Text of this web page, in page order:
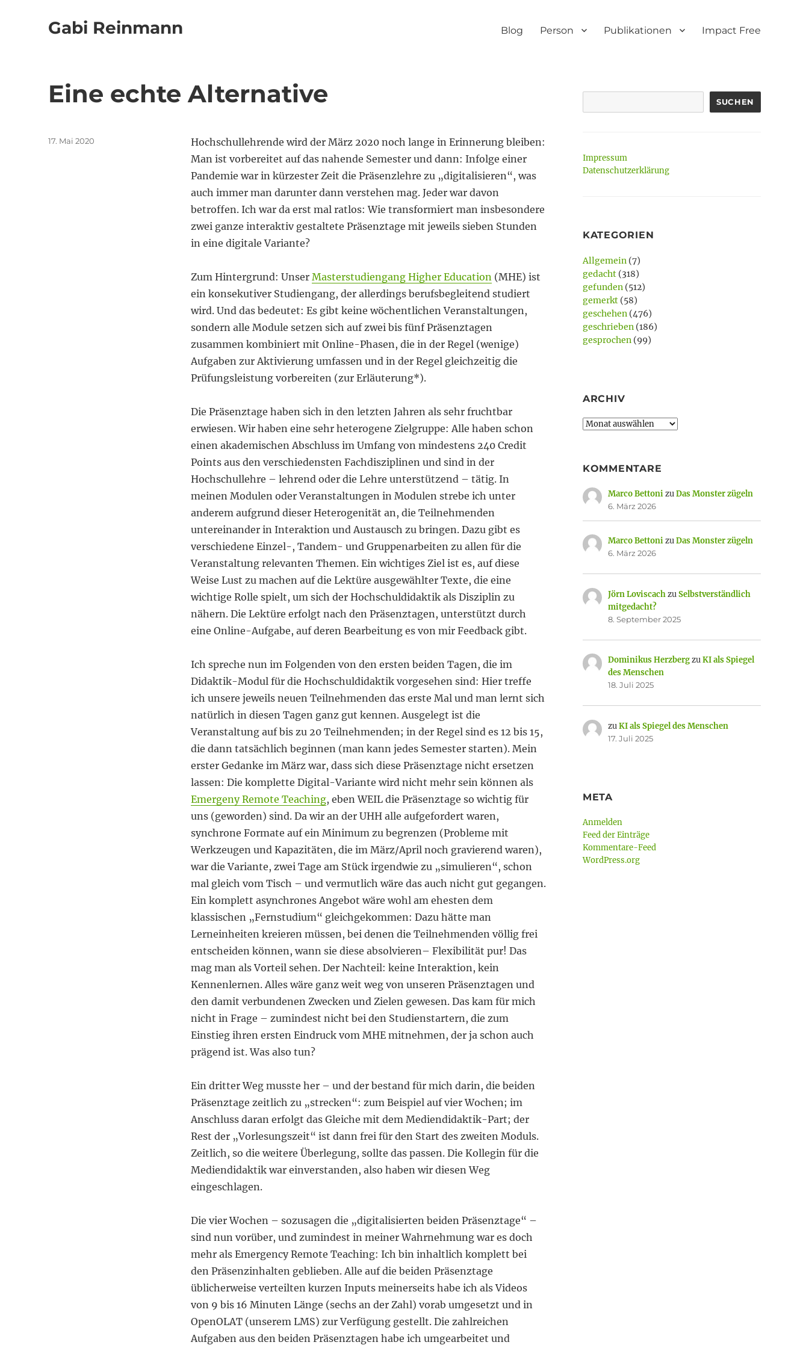
Gabi Reinmann Blog Person Publikationen Impact Free
Eine echte Alternative
Hochschullehrende wird der März 2020 noch lange in Erinnerung bleiben:
Man ist vorbereitet auf das nahende Semester und dann: Infolge einer
Pandemie war in kürzester Zeit die Präsenzlehre zu „digitalisieren“, was
auch immer man darunter dann verstehen mag. Jeder war davon
betroffen. Ich war da erst mal ratlos: Wie transformiert man insbesondere
zwei ganze interaktiv gestaltete Präsenztage mit jeweils sieben Stunden
in eine digitale Variante?
Zum Hintergrund: Unser Masterstudiengang Higher Education(MHE) ist
ein konsekutiver Studiengang, der allerdings berufsbegleitend studiert
wird. Und das bedeutet: Es gibt keine wöchentlichen Veranstaltungen,
sondern alle Module setzen sich auf zwei bis fünf Präsenztagen
zusammen kombiniert mit Online-Phasen, die in der Regel (wenige)
Aufgaben zur Aktivierung umfassen und in der Regel gleichzeitig die
Prüfungsleistung vorbereiten (zur Erläuterung*).
Die Präsenztage haben sich in den letzten Jahren als sehr fruchtbar
erwiesen. Wir haben eine sehr heterogene Zielgruppe: Alle haben schon
einen akademischen Abschluss im Umfang von mindestens 240 Credit
Points aus den verschiedensten Fachdisziplinen und sind in der
Hochschullehre – lehrend oder die Lehre unterstützend – tätig. In
meinen Modulen oder Veranstaltungen in Modulen strebe ich unter
anderem aufgrund dieser Heterogenität an, die Teilnehmenden
untereinander in Interaktion und Austausch zu bringen. Dazu gibt es
verschiedene Einzel-, Tandem- und Gruppenarbeiten zu allen für die
Veranstaltung relevanten Themen. Ein wichtiges Ziel ist es, auf diese
Weise Lust zu machen auf die Lektüre ausgewählter Texte, die eine
wichtige Rolle spielt, um sich der Hochschuldidaktik als Disziplin zu
nähern. Die Lektüre erfolgt nach den Präsenztagen, unterstützt durch
eine Online-Aufgabe, auf deren Bearbeitung es von mir Feedback gibt.
Ich spreche nun im Folgenden von den ersten beiden Tagen, die im
Didaktik-Modul für die Hochschuldidaktik vorgesehen sind: Hier treffe
ich unsere jeweils neuen Teilnehmenden das erste Mal und man lernt sich
natürlich in diesen Tagen ganz gut kennen. Ausgelegt ist die
Veranstaltung auf bis zu 20 Teilnehmenden; in der Regel sind es 12 bis 15,
die dann tatsächlich beginnen (man kann jedes Semester starten). Mein
erster Gedanke im März war, dass sich diese Präsenztage nicht ersetzen
lassen: Die komplette Digital-Variante wird nicht mehr sein können als
Emergeny Remote Teaching, eben WEIL die Präsenztage so wichtig für
uns (geworden) sind. Da wir an der UHH alle aufgefordert waren,
synchrone Formate auf ein Minimum zu begrenzen (Probleme mit
Werkzeugen und Kapazitäten, die im März/April noch gravierend waren),
war die Variante, zwei Tage am Stück irgendwie zu „simulieren“, schon
mal gleich vom Tisch – und vermutlich wäre das auch nicht gut gegangen.
Ein komplett asynchrones Angebot wäre wohl am ehesten dem
klassischen „Fernstudium“ gleichgekommen: Dazu hätte man
Lerneinheiten kreieren müssen, bei denen die Teilnehmenden völlig frei
entscheiden können, wann sie diese absolvieren– Flexibilität pur! Das
mag man als Vorteil sehen. Der Nachteil: keine Interaktion, kein
Kennenlernen. Alles wäre ganz weit weg von unseren Präsenztagen und
den damit verbundenen Zwecken und Zielen gewesen. Das kam für mich
nicht in Frage – zumindest nicht bei den Studienstartern, die zum
Einstieg ihren ersten Eindruck vom MHE mitnehmen, der ja schon auch
prägend ist. Was also tun?
Ein dritter Weg musste her – und der bestand für mich darin, die beiden
Präsenztage zeitlich zu „strecken“: zum Beispiel auf vier Wochen; im
Anschluss daran erfolgt das Gleiche mit dem Mediendidaktik-Part; der
Rest der „Vorlesungszeit“ ist dann frei für den Start des zweiten Moduls.
Zeitlich, so die weitere Überlegung, sollte das passen. Die Kollegin für die
Mediendidaktik war einverstanden, also haben wir diesen Weg
eingeschlagen.
Die vier Wochen – sozusagen die „digitalisierten beiden Präsenztage“ –
sind nun vorüber, und zumindest in meiner Wahrnehmung war es doch
mehr als Emergency Remote Teaching: Ich bin inhaltlich komplett bei
den Präsenzinhalten geblieben. Alle auf die beiden Präsenztage
üblicherweise verteilten kurzen Inputs meinerseits habe ich als Videos
von 9 bis 16 Minuten Länge (sechs an der Zahl) vorab umgesetzt und in
OpenOLAT (unserem LMS) zur Verfügung gestellt. Die zahlreichen
Aufgaben aus den beiden Präsenztagen habe ich umgearbeitet und
Veröffentlicht
17. Mai 2020
SUCHEN
Impressum
Datenschutzerklärung
KATEGORIEN
Allgemein(7)
gedacht(318)
gefunden(512)
gemerkt(58)
geschehen(476)
geschrieben(186)
gesprochen(99)
ARCHIV
Archiv
KOMMENTARE
Marco BettonizuDas Monster zügeln
6. März 2026
Marco BettonizuDas Monster zügeln
6. März 2026
Jörn LoviscachzuSelbstverständlich
mitgedacht?
8. September 2025
Dominikus HerzbergzuKI als Spiegel
des Menschen
18. Juli 2025
zuKI als Spiegel des Menschen
17. Juli 2025
META
Anmelden
Feed der Einträge
Kommentare-Feed
WordPress.org